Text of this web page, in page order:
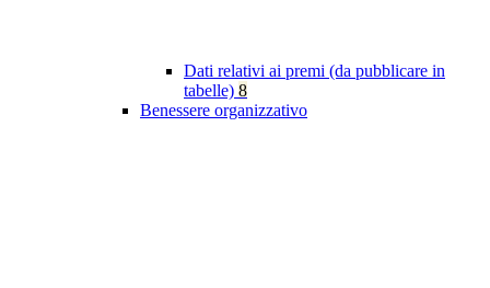
Dati relativi ai premi (da pubblicare in
tabelle) 8
Benessere organizzativo